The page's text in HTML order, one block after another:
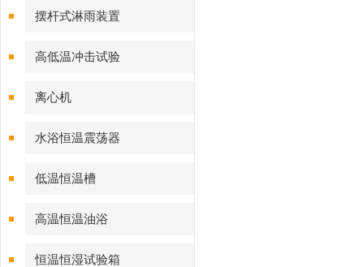
摆杆式淋雨装置
高低温冲击试验
离心机
水浴恒温震荡器
低温恒温槽
高温恒温油浴
恒温恒湿试验箱